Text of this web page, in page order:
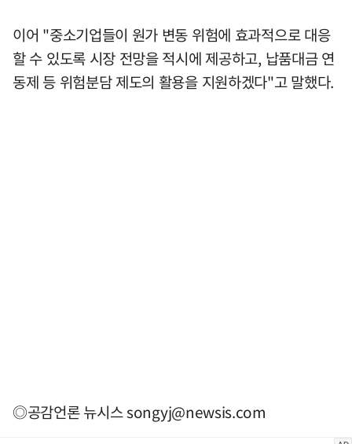
이어 "중소기업들이 원가 변동 위험에 효과적으로 대응
할 수 있도록 시장 전망을 적시에 제공하고, 납품대금 연
동제 등 위험분담 제도의 활용을 지원하겠다"고 말했다.
◎공감언론 뉴시스songyj@newsis.com